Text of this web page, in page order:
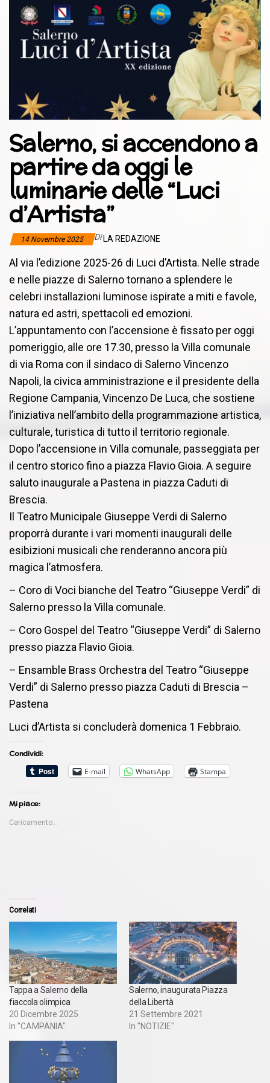
Salerno, si accendono a
partire da oggi le
luminarie delle “Luci
d’Artista”
14 Novembre 2025 Di LA REDAZIONE
Al via l’edizione 2025-26 di Luci d’Artista. Nelle strade
e nelle piazze di Salerno tornano a splendere le
celebri installazioni luminose ispirate a miti e favole,
natura ed astri, spettacoli ed emozioni.
L’appuntamento con l’accensione è fissato per oggi
pomeriggio, alle ore 17.30, presso la Villa comunale
di via Roma con il sindaco di Salerno Vincenzo
Napoli, la civica amministrazione e il presidente della
Regione Campania, Vincenzo De Luca, che sostiene
l’iniziativa nell’ambito della programmazione artistica,
culturale, turistica di tutto il territorio regionale.
Dopo l’accensione in Villa comunale, passeggiata per
il centro storico fino a piazza Flavio Gioia. A seguire
saluto inaugurale a Pastena in piazza Caduti di
Brescia.
Il Teatro Municipale Giuseppe Verdi di Salerno
proporrà durante i vari momenti inaugurali delle
esibizioni musicali che renderanno ancora più
magica l’atmosfera.
– Coro di Voci bianche del Teatro “Giuseppe Verdi” di
Salerno presso la Villa comunale.
– Coro Gospel del Teatro “Giuseppe Verdi” di Salerno
presso piazza Flavio Gioia.
– Ensamble Brass Orchestra del Teatro “Giuseppe
Verdi” di Salerno presso piazza Caduti di Brescia –
Pastena
Luci d’Artista si concluderà domenica 1 Febbraio.
Condividi:
E-mail
WhatsApp Stampa
Mi piace:
Caricamento...
Correlati
Tappa a Salerno della
fiaccola olimpica
20 Dicembre 2025
In "CAMPANIA"
Salerno, inaugurata Piazza
della Libertà
21 Settembre 2021
In "NOTIZIE"